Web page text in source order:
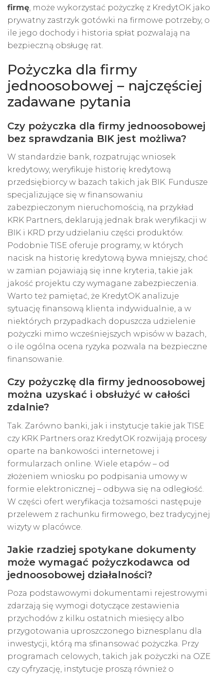
firmę , może wykorzystać pożyczkę z KredytOK jako
prywatny zastrzyk gotówki na firmowe potrzeby, o
ile jego dochody i historia spłat pozwalają na
bezpieczną obsługę rat.
Pożyczka dla firmy
jednoosobowej – najczęściej
zadawane pytania
Czy pożyczka dla firmy jednoosobowej
bez sprawdzania BIK jest możliwa?
W standardzie bank, rozpatrując wniosek
kredytowy, weryfikuje historię kredytową
przedsiębiorcy w bazach takich jak BIK. Fundusze
specjalizujące się w finansowaniu
zabezpieczonym nieruchomością, na przykład
KRK Partners, deklarują jednak brak weryfikacji w
BIK i KRD przy udzielaniu części produktów.
Podobnie TISE oferuje programy, w których
nacisk na historię kredytową bywa mniejszy, choć
w zamian pojawiają się inne kryteria, takie jak
jakość projektu czy wymagane zabezpieczenia.
Warto też pamiętać, że KredytOK analizuje
sytuację finansową klienta indywidualnie, a w
niektórych przypadkach dopuszcza udzielenie
pożyczki mimo wcześniejszych wpisów w bazach,
o ile ogólna ocena ryzyka pozwala na bezpieczne
finansowanie.
Czy pożyczkę dla firmy jednoosobowej
można uzyskać i obsłużyć w całości
zdalnie?
Tak. Zarówno banki, jak i instytucje takie jak TISE
czy KRK Partners oraz KredytOK rozwijają procesy
oparte na bankowości internetowej i
formularzach online. Wiele etapów – od
złożeniem wniosku po podpisania umowy w
formie elektronicznej – odbywa się na odległość.
W części ofert weryfikacja tożsamości następuje
przelewem z rachunku firmowego, bez tradycyjnej
wizyty w placówce.
Jakie rzadziej spotykane dokumenty
może wymagać pożyczkodawca od
jednoosobowej działalności?
Poza podstawowymi dokumentami rejestrowymi
zdarzają się wymogi dotyczące zestawienia
przychodów z kilku ostatnich miesięcy albo
przygotowania uproszczonego biznesplanu dla
inwestycji, którą ma sfinansować pożyczka. Przy
programach celowych, takich jak pożyczki na OZE
czy cyfryzację, instytucje proszą również o